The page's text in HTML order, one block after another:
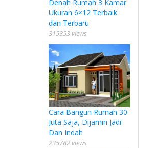
Denah Rumah 3 Kamar
Ukuran 6×12 Terbaik
dan Terbaru
315353 views
Cara Bangun Rumah 30
Juta Saja, Dijamin Jadi
Dan Indah
235782 views